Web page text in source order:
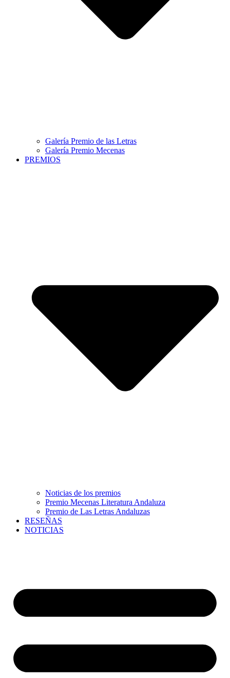
Galería Premio de las Letras
Galería Premio Mecenas
PREMIOS
Noticias de los premios
Premio Mecenas Literatura Andaluza
Premio de Las Letras Andaluzas
RESEÑAS
NOTICIAS